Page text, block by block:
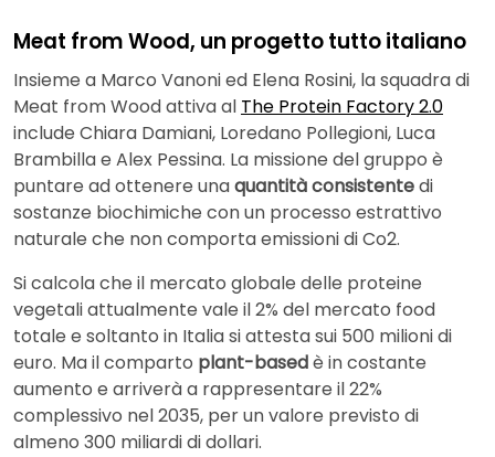
Meat from Wood, un progetto tutto italiano
Insieme a Marco Vanoni ed Elena Rosini, la squadra di
Meat from Wood attiva al The Protein Factory 2.0
include Chiara Damiani, Loredano Pollegioni, Luca
Brambilla e Alex Pessina. La missione del gruppo è
puntare ad ottenere unaquantità consistentedi
sostanze biochimiche con un processo estrattivo
naturale che non comporta emissioni di Co2.
Si calcola che il mercato globale delle proteine
vegetali attualmente vale il 2% del mercato food
totale e soltanto in Italia si attesta sui 500 milioni di
euro. Ma il comparto plant-basedè in costante
aumento e arriverà a rappresentare il 22%
complessivo nel 2035, per un valore previsto di
almeno 300 miliardi di dollari.